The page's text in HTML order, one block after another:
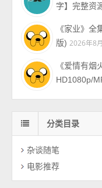
字】完整资
《家业》
版) 2026年8
《爱情有
HD1080p/
分类目录
杂谈随笔
电影推荐